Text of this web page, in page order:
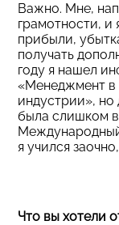
Важно. Мне,
грамотности, и
прибыли,
получать
году я нашел
«Менеджмент в
индустрии», но
была слишком
я учился
Что вы хотели